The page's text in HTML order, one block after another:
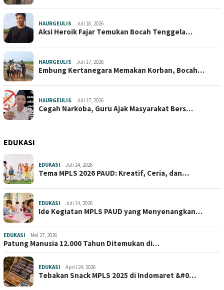
HAURGEULIS Juli 18, 2026
Aksi Heroik Fajar Temukan Bocah Tenggela…
HAURGEULIS Juli 17, 2026
Embung Kertanegara Memakan Korban, Bocah…
HAURGEULIS Juli 17, 2026
Cegah Narkoba, Guru Ajak Masyarakat Bers…
EDUKASI
EDUKASI Juli 14, 2026
Tema MPLS 2026 PAUD: Kreatif, Ceria, dan…
EDUKASI Juli 14, 2026
Ide Kegiatan MPLS PAUD yang Menyenangkan…
EDUKASI Mei 27, 2026
Patung Manusia 12.000 Tahun Ditemukan di…
EDUKASI April 24, 2026
Tebakan Snack MPLS 2025 di Indomaret &#0…